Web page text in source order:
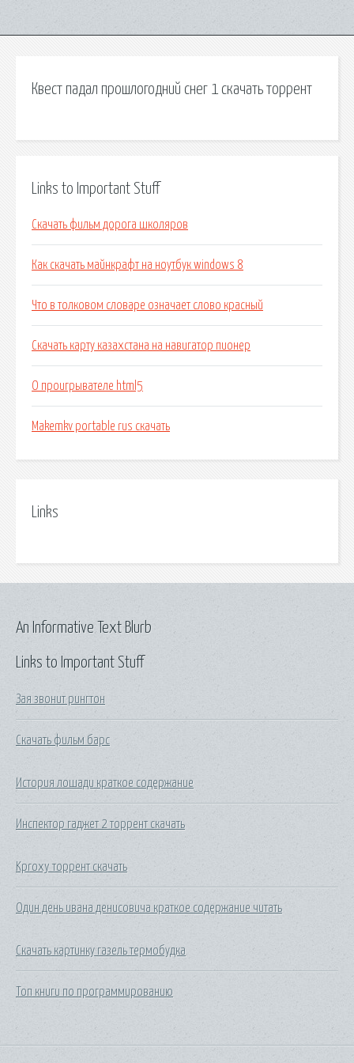
Квест падал прошлогодний снег 1 скачать торрент
Links to Important Stuff
Скачать фильм дорога школяров
Как скачать майнкрафт на ноутбук windows 8
Что в толковом словаре означает слово красный
Скачать карту казахстана на навигатор пионер
О проигрывателе html5
Makemkv portable rus скачать
Links
Links to Important Stuff
Зая звонит рингтон
Скачать фильм барс
История лошади краткое содержание
Инспектор гаджет 2 торрент скачать
Kproxy торрент скачать
Один день ивана денисовича краткое содержание читать
Скачать картинку газель термобудка
Топ книги по программированию
An Informative Text Blurb